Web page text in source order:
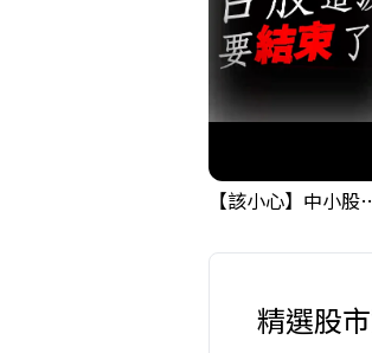
【該小心】中小
精選股